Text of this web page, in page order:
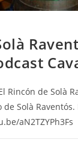
Rincón de Solà
Solà Raventós.
aN2TZYPh3Fs